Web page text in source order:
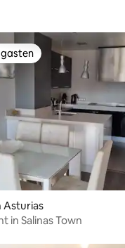
gasten
gasten
Asturias
in Salinas Town